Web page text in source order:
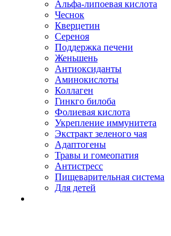
Альфа-липоевая кислота
Чеснок
Кверцетин
Сереноя
Поддержка печени
Женьшень
Антиоксиданты
Аминокислоты
Коллаген
Гинкго билоба
Фолиевая кислота
Укрепление иммунитета
Экстракт зеленого чая
Адаптогены
Травы и гомеопатия
Антистресс
Пищеварительная система
Для детей